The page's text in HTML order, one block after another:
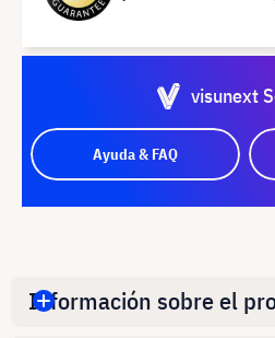
visunext
Ayuda & FAQ
Información sobre el